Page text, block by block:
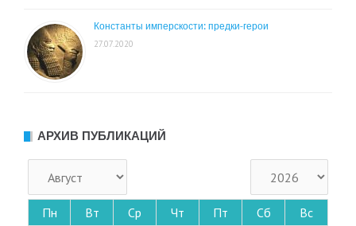
Константы имперскости: предки-герои
27.07.2020
АРХИВ ПУБЛИКАЦИЙ
Пн Вт Ср Чт Пт Сб Вс